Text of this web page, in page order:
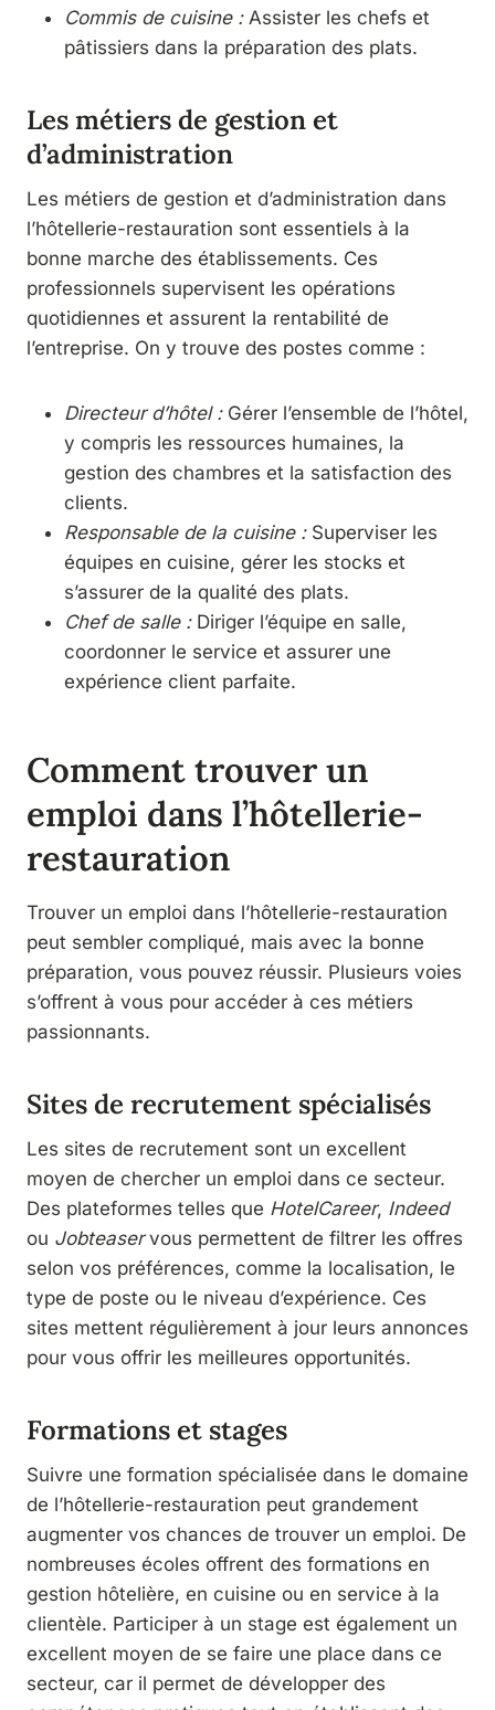
Commis de cuisine : Assister les chefs et
pâtissiers dans la préparation des plats.
Les métiers de gestion et
d’administration
Les métiers de gestion et d’administration dans
l’hôtellerie-restauration sont essentiels à la
bonne marche des établissements. Ces
professionnels supervisent les opérations
quotidiennes et assurent la rentabilité de
l’entreprise. On y trouve des postes comme :
Directeur d’hôtel : Gérer l’ensemble de l’hôtel,
y compris les ressources humaines, la
gestion des chambres et la satisfaction des
clients.
Responsable de la cuisine : Superviser les
équipes en cuisine, gérer les stocks et
s’assurer de la qualité des plats.
Chef de salle : Diriger l’équipe en salle,
coordonner le service et assurer une
expérience client parfaite.
Comment trouver un
emploi dans l’hôtellerie-
restauration
Trouver un emploi dans l’hôtellerie-restauration
peut sembler compliqué, mais avec la bonne
préparation, vous pouvez réussir. Plusieurs voies
s’offrent à vous pour accéder à ces métiers
passionnants.
Sites de recrutement spécialisés
Les sites de recrutement sont un excellent
moyen de chercher un emploi dans ce secteur.
Des plateformes telles que HotelCareer, Indeed
ou Jobteaservous permettent de filtrer les offres
selon vos préférences, comme la localisation, le
type de poste ou le niveau d’expérience. Ces
sites mettent régulièrement à jour leurs annonces
pour vous offrir les meilleures opportunités.
Formations et stages
Suivre une formation spécialisée dans le domaine
de l’hôtellerie-restauration peut grandement
augmenter vos chances de trouver un emploi. De
nombreuses écoles offrent des formations en
gestion hôtelière, en cuisine ou en service à la
clientèle. Participer à un stage est également un
excellent moyen de se faire une place dans ce
secteur, car il permet de développer des